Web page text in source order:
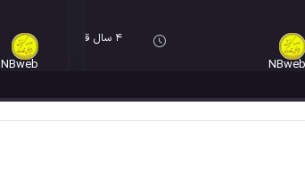
NBweb
4 سال قبل
NBweb